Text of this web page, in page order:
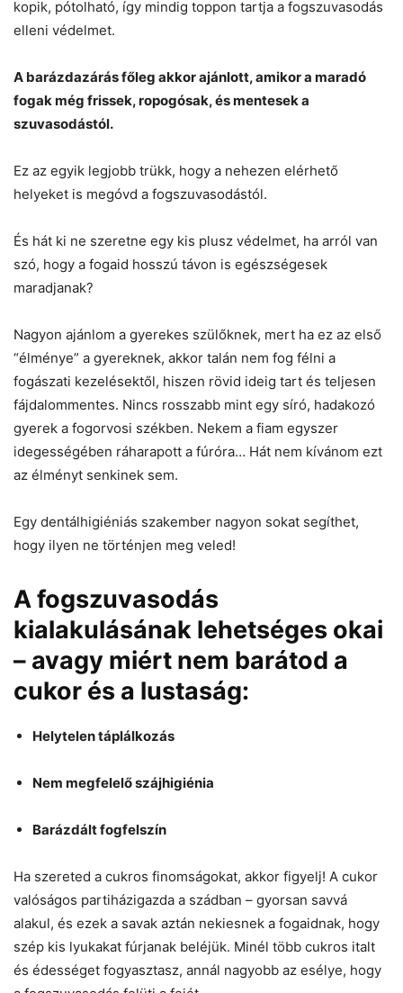
kopik, pótolható, így mindig toppon tartja a fogszuvasodás
elleni védelmet.
A barázdazárás főleg akkor ajánlott, amikor a maradó
fogak még frissek, ropogósak, és mentesek a
szuvasodástól.
Ez az egyik legjobb trükk, hogy a nehezen elérhető
helyeket is megóvd a fogszuvasodástól.
És hát ki ne szeretne egy kis plusz védelmet, ha arról van
szó, hogy a fogaid hosszú távon is egészségesek
maradjanak?
Nagyon ajánlom a gyerekes szülőknek, mert ha ez az első
“élménye” a gyereknek, akkor talán nem fog félni a
fogászati kezelésektől, hiszen rövid ideig tart és teljesen
fájdalommentes. Nincs rosszabb mint egy síró, hadakozó
gyerek a fogorvosi székben. Nekem a fiam egyszer
idegességében ráharapott a fúróra… Hát nem kívánom ezt
az élményt senkinek sem.
Egy dentálhigiéniás szakember nagyon sokat segíthet,
hogy ilyen ne történjen meg veled!
A fogszuvasodás
kialakulásának lehetséges okai
– avagy miért nem barátod a
cukor és a lustaság:
Helytelen táplálkozás
Nem megfelelő szájhigiénia
Barázdált fogfelszín
Ha szereted a cukros finomságokat, akkor figyelj! A cukor
valóságos partiházigazda a szádban – gyorsan savvá
alakul, és ezek a savak aztán nekiesnek a fogaidnak, hogy
szép kis lyukakat fúrjanak beléjük. Minél több cukros italt
és édességet fogyasztasz, annál nagyobb az esélye, hogy